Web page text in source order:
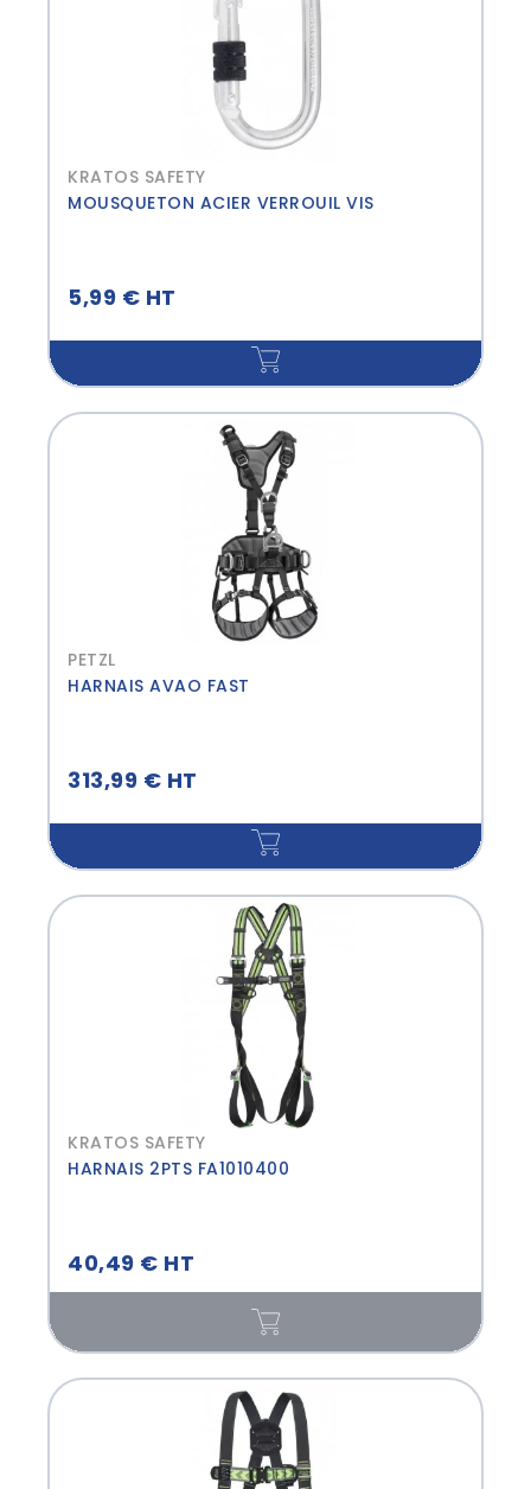
KRATOS SAFETY
MOUSQUETON ACIER VERROUIL VIS
5,99 € HT
PETZL
HARNAIS AVAO FAST
313,99 € HT
KRATOS SAFETY
HARNAIS 2PTS FA1010400
40,49 € HT